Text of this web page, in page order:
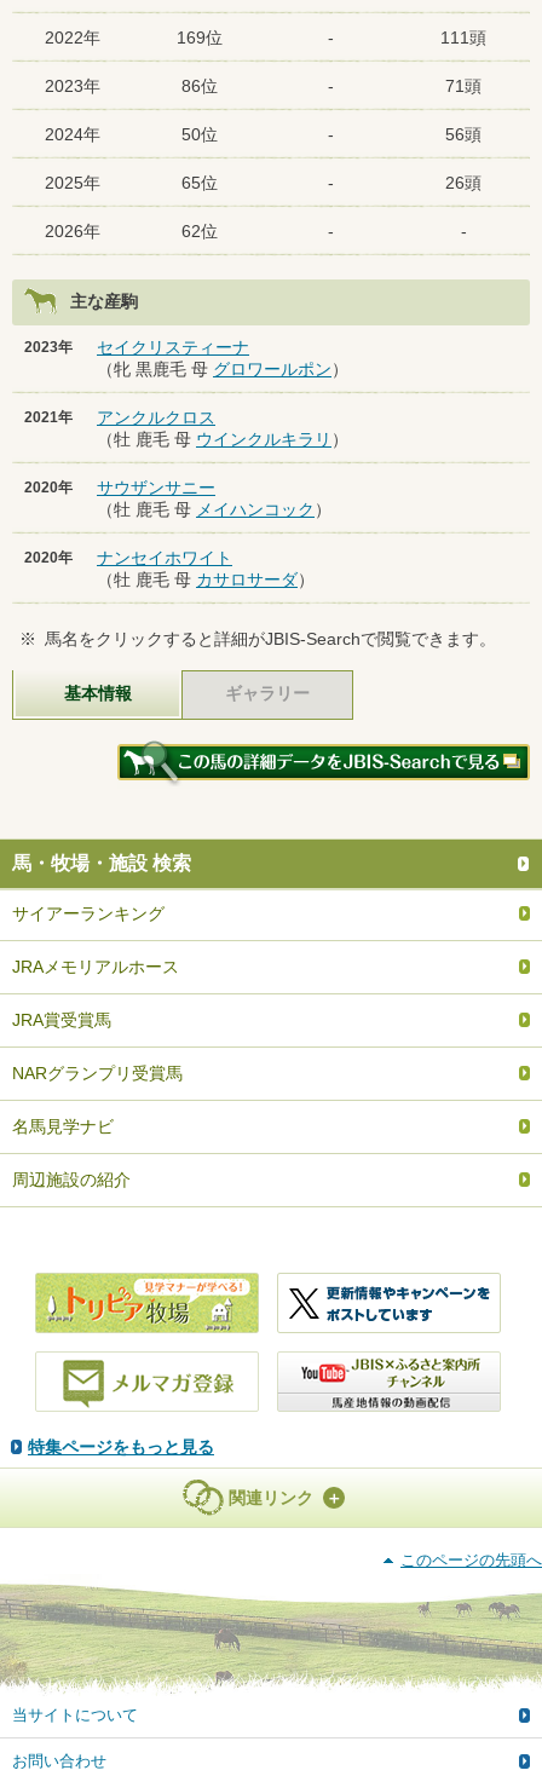
2022年 169位 - 111頭
2023年 86位 - 71頭
2024年 50位 - 56頭
2025年 65位 - 26頭
2026年 62位 - -
主な産駒
2023年
セイクリスティーナ
（牝 黒鹿毛 母 グロワールポン）
2021年
アンクルクロス
（牡 鹿毛 母 ウインクルキラリ ）
2020年
サウザンサニー
（牡 鹿毛 母 メイハンコック ）
2020年
ナンセイホワイト
（牡 鹿毛 母 カサロサーダ）
※ 馬名をクリックすると詳細がJBIS-Searchで閲覧できます。
基本情報 ギャラリー
馬・牧場・施設 検索
サイアーランキング
JRAメモリアルホース
JRA賞受賞馬
NARグランプリ受賞馬
名馬見学ナビ
周辺施設の紹介
特集ページをもっと見る
関連リンク
このページの先頭へ
当サイトについて
お問い合わせ